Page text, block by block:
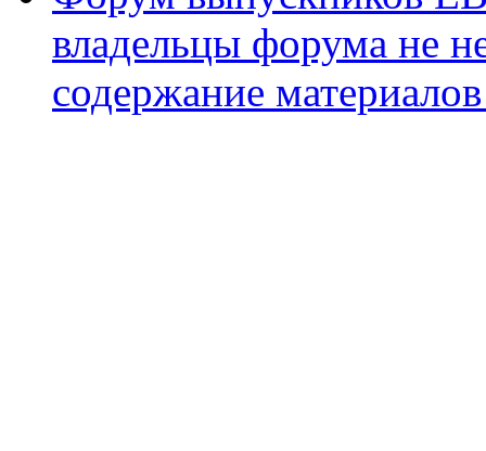
владельцы форума не
содержание